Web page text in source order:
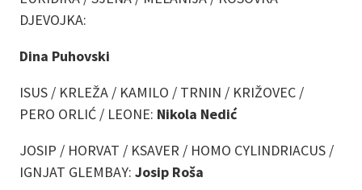
DJEVOJKA:
Dina Puhovski
ISUS / KRLEŽA / KAMILO / TRNIN / KRIŽOVEC /
PERO ORLIĆ / LEONE: Nikola Nedić
JOSIP / HORVAT / KSAVER / HOMO CYLINDRIACUS /
IGNJAT GLEMBAY: Josip Roša